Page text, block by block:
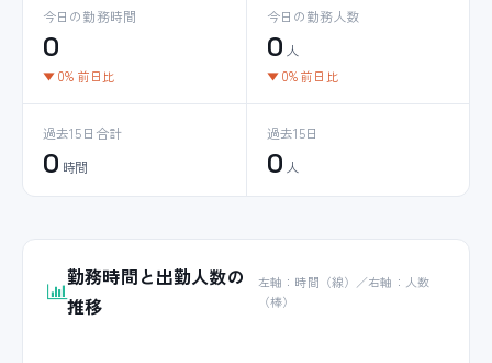
今日の勤務時間
0
▼ 0% 前日比
今日の勤務人数
0 人
▼ 0% 前日比
過去15日合計
0 時間
過去15日
0 人
勤務時間と出勤人数の
推移
左軸：時間（線）／右軸：人数
（棒）